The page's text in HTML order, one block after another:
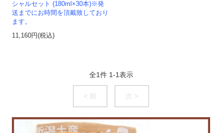
シャルセット (180ml×30本)※発
送までにお時間を頂戴致しており
ます。
11,160円(税込)
全1件 1-1表示
< 前 次 >